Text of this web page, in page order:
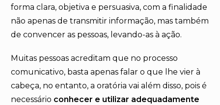
forma clara, objetiva e persuasiva, com a finalidade
não apenas de transmitir informação, mas também
de convencer as pessoas, levando-as à ação.
Muitas pessoas acreditam que no processo
comunicativo, basta apenas falar o que lhe vier à
cabeça, no entanto, a oratória vai além disso, pois é
necessário conhecer e utilizar adequadamente